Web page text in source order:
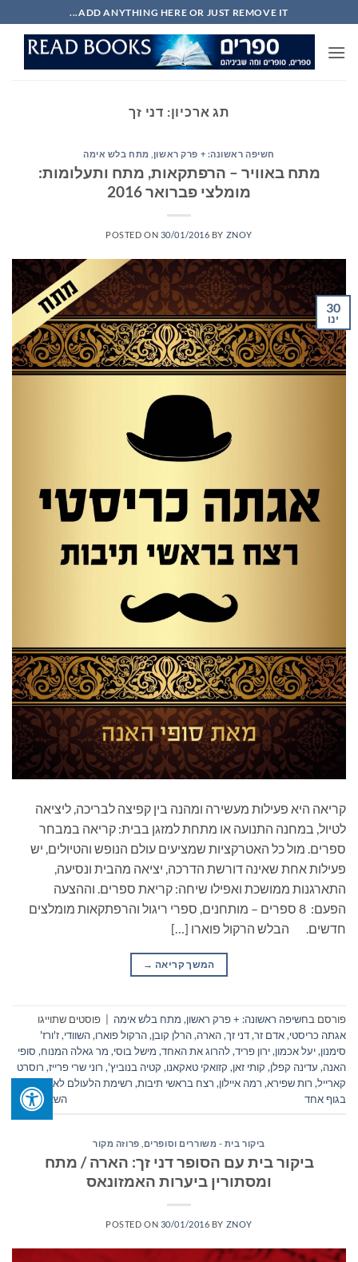
to
content
ADD ANYTHING HERE OR JUST REMOVE IT...
תג ארכיון: דני זך
חשיפה ראשונה: + פרק ראשון מתח בלש אימה
מתח באוויר – הרפתקאות, מתח ותעלומות:
מומלצי פברואר 2016
POSTED ON 30/01/2016 BY ZNOY
30
ינו
קריאה היא פעילות מעשירה ומהנה בין קפיצה לבריכה, ליציאה
לטיול, במחנה התנועה או מתחת למזגן בבית: קריאה במבחר
ספרים. מול כל האטרקציות שמציעים עולם הנופש והטיולים, יש
פעילות אחת שאינה דורשת הדרכה, יציאה מהבית ונסיעה,
התארגנות ממושכת ואפילו שיחה: קריאת ספרים. וההצעה
הפעם: 8 ספרים – מותחנים, ספרי ריגול והרפתקאות מומלצים
חדשים. הבלש הרקול פוארו […]
המשך קריאה →
פורסם בחשיפה ראשונה: + פרק ראשון, מתח בלש אימה
פוסטים שתוייגו
אגתה כריסטי,אדם זר,דני זך,הארה,הרלן קובן,הרקול פוארו,השוודי,ז'ורז'
סימנון,יעל אכמון,ירון פריד,להרוג את האחד, מישל בוסי, מר גאלה המנוח, סופי
האנה, עדינה קפלן, קותי זאן, קזואקי טאקאנו, קטיה בנוביץ', רוני שרי פרייז, רוסרט
קארייל, רות שפירא, רמה איילון, רצח בראשי תיבות, רשימת הלעולם לא
בגוף אחד
השאר תגובה
ביקור בית - משוררים וסופרים פרוזה מקור
ביקור בית עם הסופר דני זך: הארה / מתח
ומסתורין ביערות האמזונאס
POSTED ON 30/01/2016 BY ZNOY